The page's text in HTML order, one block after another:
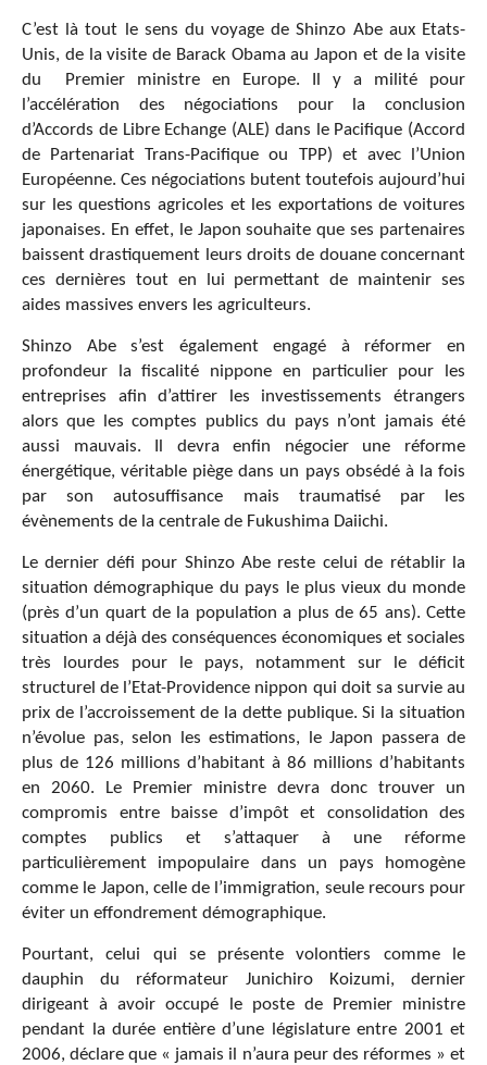
C’est là tout le sens du voyage de Shinzo Abe aux Etats-
Unis, de la visite de Barack Obama au Japon et de la visite
du Premier ministre en Europe. Il y a milité pour
l’accélération des négociations pour la conclusion
d’Accords de Libre Echange (ALE) dans le Pacifique (Accord
de Partenariat Trans-Pacifique ou TPP) et avec l’Union
Européenne. Ces négociations butent toutefois aujourd’hui
sur les questions agricoles et les exportations de voitures
japonaises. En effet, le Japon souhaite que ses partenaires
baissent drastiquement leurs droits de douane concernant
ces dernières tout en lui permettant de maintenir ses
aides massives envers les agriculteurs.
Shinzo Abe s’est également engagé à réformer en
profondeur la fiscalité nippone en particulier pour les
entreprises afin d’attirer les investissements étrangers
alors que les comptes publics du pays n’ont jamais été
aussi mauvais. Il devra enfin négocier une réforme
énergétique, véritable piège dans un pays obsédé à la fois
par son autosuffisance mais traumatisé par les
évènements de la centrale de Fukushima Daiichi.
Le dernier défi pour Shinzo Abe reste celui de rétablir la
situation démographique du pays le plus vieux du monde
(près d’un quart de la population a plus de 65 ans). Cette
situation a déjà des conséquences économiques et sociales
très lourdes pour le pays, notamment sur le déficit
structurel de l’Etat-Providence nippon qui doit sa survie au
prix de l’accroissement de la dette publique. Si la situation
n’évolue pas, selon les estimations, le Japon passera de
plus de 126 millions d’habitant à 86 millions d’habitants
en 2060. Le Premier ministre devra donc trouver un
compromis entre baisse d’impôt et consolidation des
comptes publics et s’attaquer à une réforme
particulièrement impopulaire dans un pays homogène
comme le Japon, celle de l’immigration, seule recours pour
éviter un effondrement démographique.
Pourtant, celui qui se présente volontiers comme le
dauphin du réformateur Junichiro Koizumi, dernier
dirigeant à avoir occupé le poste de Premier ministre
pendant la durée entière d’une législature entre 2001 et
2006, déclare que « jamais il n’aura peur des réformes » et